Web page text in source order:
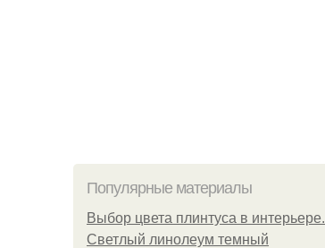
Популярные материалы
Выбор цвета плинтуса в интерьере.
Светлый линолеум темный